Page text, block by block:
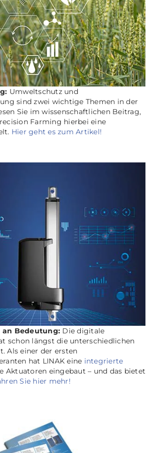
Umweltschutz und
sind zwei wichtige Themen in der
Sie im wissenschaftlichen Beitrag,
Farming hierbei eine
Hier geht es zum Artikel!
Bedeutung: Die digitale
schon längst die unterschiedlichen
Als einer der ersten
hat LINAK eine integrierte
Aktuatoren eingebaut – und das bietet
Sie hier mehr!